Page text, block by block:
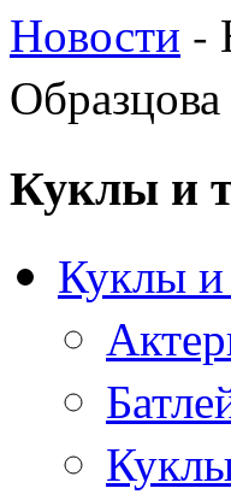
Новости -
Образцова
Куклы и
Куклы и